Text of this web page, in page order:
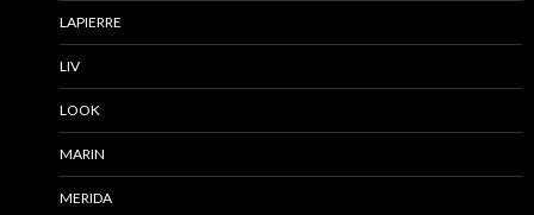
LAPIERRE
LIV
LOOK
MARIN
MERIDA